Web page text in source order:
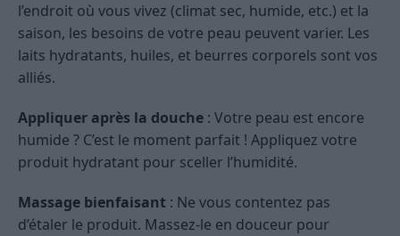
l’endroit où vous vivez (climat sec, humide, etc.) et la
saison, les besoins de votre peau peuvent varier. Les
laits hydratants, huiles, et beurres corporels sont vos
alliés.
Appliquer après la douche : Votre peau est encore
humide ? C’est le moment parfait ! Appliquez votre
produit hydratant pour sceller l’humidité.
Massage bienfaisant : Ne vous contentez pas
d’étaler le produit. Massez-le en douceur pour